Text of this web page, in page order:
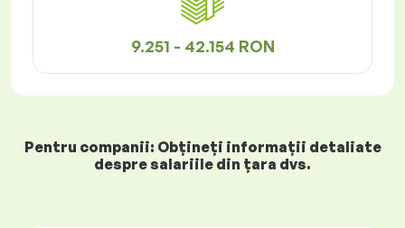
9.251 - 42.154 RON
Pentru companii: Obțineți informații detaliate
despre salariile din țara dvs.